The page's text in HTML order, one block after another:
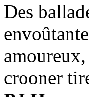
Des
crooner